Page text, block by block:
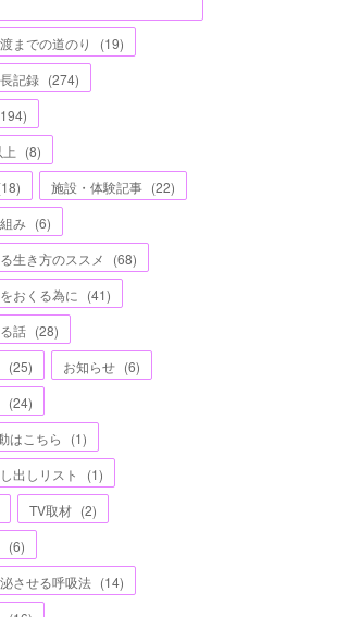
までの道のり
(19)
記録 (274)
194)
(8)
18) 施設・体験記事 (22)
み (6)
生き方のススメ
(68)
おくる為に (41)
話 (28)
(25) お知らせ (6)
(24)
はこちら
(1)
出しリスト
(1)
TV取材 (2)
(6)
させる呼吸法 (14)